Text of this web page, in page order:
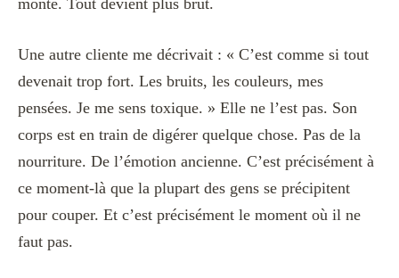
monte. Tout devient plus brut.
Une autre cliente me décrivait : « C’est comme si tout
devenait trop fort. Les bruits, les couleurs, mes
pensées. Je me sens toxique. » Elle ne l’est pas. Son
corps est en train de digérer quelque chose. Pas de la
nourriture. De l’émotion ancienne. C’est précisément à
ce moment-là que la plupart des gens se précipitent
pour couper. Et c’est précisément le moment où il ne
faut pas.